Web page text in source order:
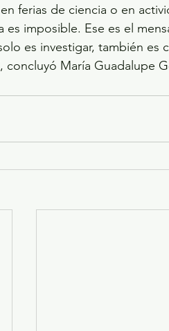
ferias de ciencia o en
imposible. Ese es el
es investigar, también es
concluyó María Guadalupe